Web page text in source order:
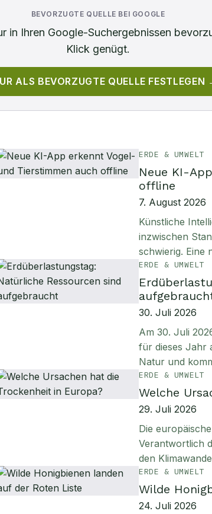
BEVORZUGTE QUELLE BEI GOOGLE
in Ihren Google-Suchergebnissen
Klick genügt.
ALS BEVORZUGTE QUELLE FESTLEGEN
ERDE & UMWELT
Neue KI-
offline
7. August 2026
Künstliche
inzwischen
schwierig. Eine
ERDE & UMWELT
30. Juli 2026
Am 30. Juli
für dieses Jahr
Natur und
ERDE & UMWELT
Welche
29. Juli 2026
Die
Verantwortlich
den
ERDE & UMWELT
Wilde
24. Juli 2026